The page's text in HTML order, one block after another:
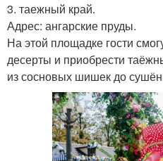
3. таежный край.
Адрес: ангарские пруды.
На этой площадке гости
десерты и приобрести
из сосновых шишек до